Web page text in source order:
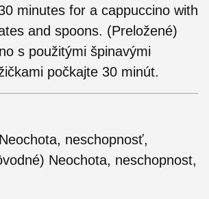
minutes for a cappuccino with
and spoons. (Preložené)
s použitými špinavými
počkajte 30 minút.
neschopnosť,
Neochota, neschopnost,